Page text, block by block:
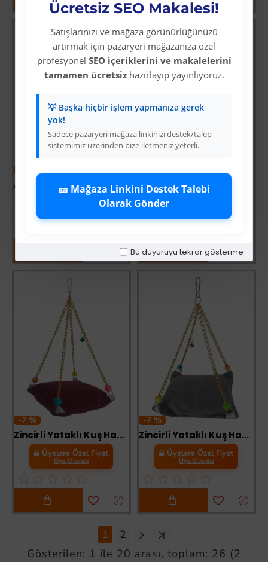
Ücretsiz SEO Makalesi!
Satışlarınızı ve mağaza görünürlüğünüzü
artırmak için pazaryeri mağazanıza özel
profesyonel SEO içeriklerini ve makalelerini
tamamen ücretsizhazırlayıp yayınlıyoruz.
💡 Başka hiçbir işlem yapmanıza gerek
yok!
Sadece pazaryeri mağaza linkinizi destek/talep
sistemimiz üzerinden bize iletmeniz yeterli.
🎫 Mağaza Linkini Destek Talebi
Olarak Gönder
Bu duyuruyu tekrar gösterme
Aynalı G model Kuş Salıncağı Çeşitli Renklerde
Üyelere Özel Fiyat Üyelere Özel Fiyat
-7 %
Zincirli Yataklı Kuş Hamağı Bordo Renkte
Üyelere Özel Fiyat
Üye Olunuz
-7 %
Zincirli Yataklı Kuş Hamağı Gri Renkte
Üyelere Özel Fiyat
Üye Olunuz
1
2
Gösterilen: 1 ile 20 arası, toplam: 26 (2